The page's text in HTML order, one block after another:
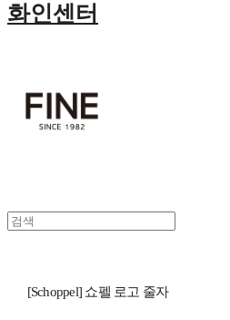
화인센터
[Schoppel] 쇼펠 로고 줄자